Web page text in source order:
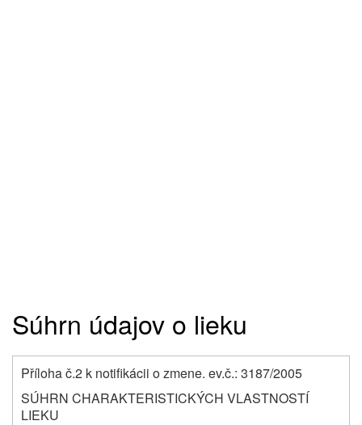
Súhrn údajov o lieku
Příloha č.2 k notifikácii o zmene. ev.č.: 3187/2005
SÚHRN CHARAKTERISTICKÝCH VLASTNOSTÍ
LIEKU